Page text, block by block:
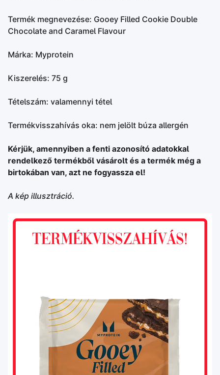
Termék megnevezése: Gooey Filled Cookie Double
Chocolate and Caramel Flavour
Márka: Myprotein
Kiszerelés: 75 g
Tételszám: valamennyi tétel
Termékvisszahívás oka: nem jelölt búza allergén
Kérjük, amennyiben a fenti azonosító adatokkal
rendelkező termékből vásárolt és a termék még a
birtokában van, azt ne fogyassza el!
A kép illusztráció.